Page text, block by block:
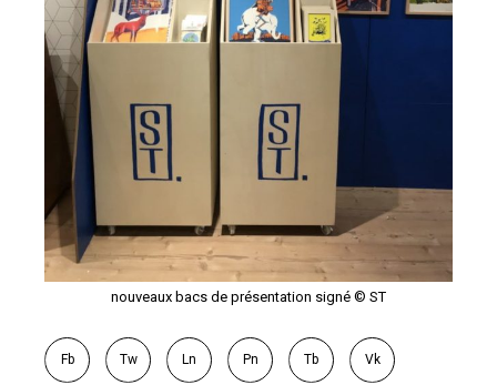
nouveaux bacs de présentation signé © ST
Fb Tw Ln Pn Tb Vk